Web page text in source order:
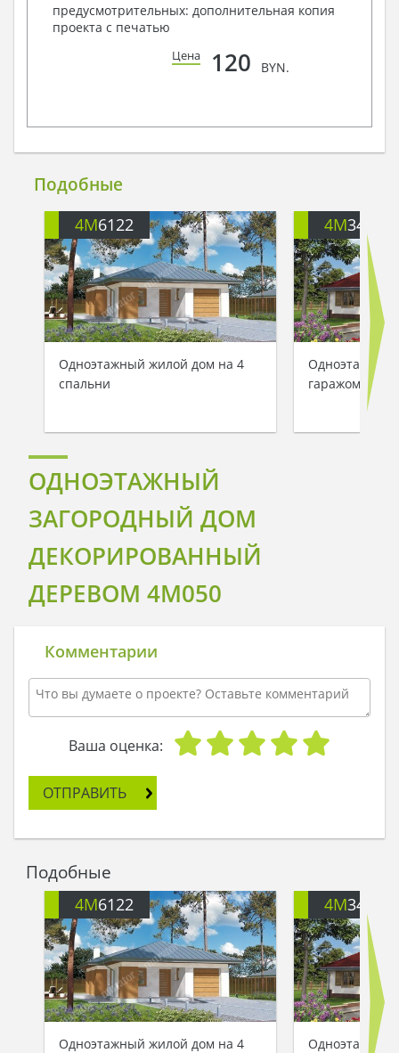
предусмотрительных: дополнительная копия
проекта с печатью
Цена 120 BYN.
Подобные
4M6122
Одноэтажный жилой дом на 4
спальни
4M3496
Одноэтажное
гаражом
ОДНОЭТАЖНЫЙ
ЗАГОРОДНЫЙ ДОМ
ДЕКОРИРОВАННЫЙ
ДЕРЕВОМ 4M050
Комментарии
Ваша оценка:
ОТПРАВИТЬ
Подобные
4M6122
Одноэтажный жилой дом на 4
4M3496
Одноэтажное